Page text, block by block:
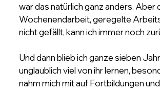
war das natürlich ganz anders. Aber
Wochenendarbeit, geregelte
nicht gefällt, kann ich immer noch
Und dann blieb ich ganze sieben
unglaublich viel von ihr lernen,
nahm mich mit auf Fortbildungen